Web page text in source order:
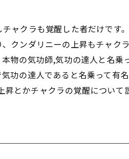
ャクラも覚醒した者だけです
クンダリニーの上昇もチャク
物の気功師,気功の達人と名乗
功の達人であると名乗って有
とかチャクラの覚醒につい